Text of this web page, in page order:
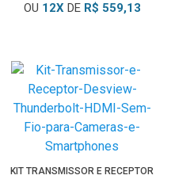
OU 12XDE R$ 559,13
KIT TRANSMISSOR E RECEPTOR